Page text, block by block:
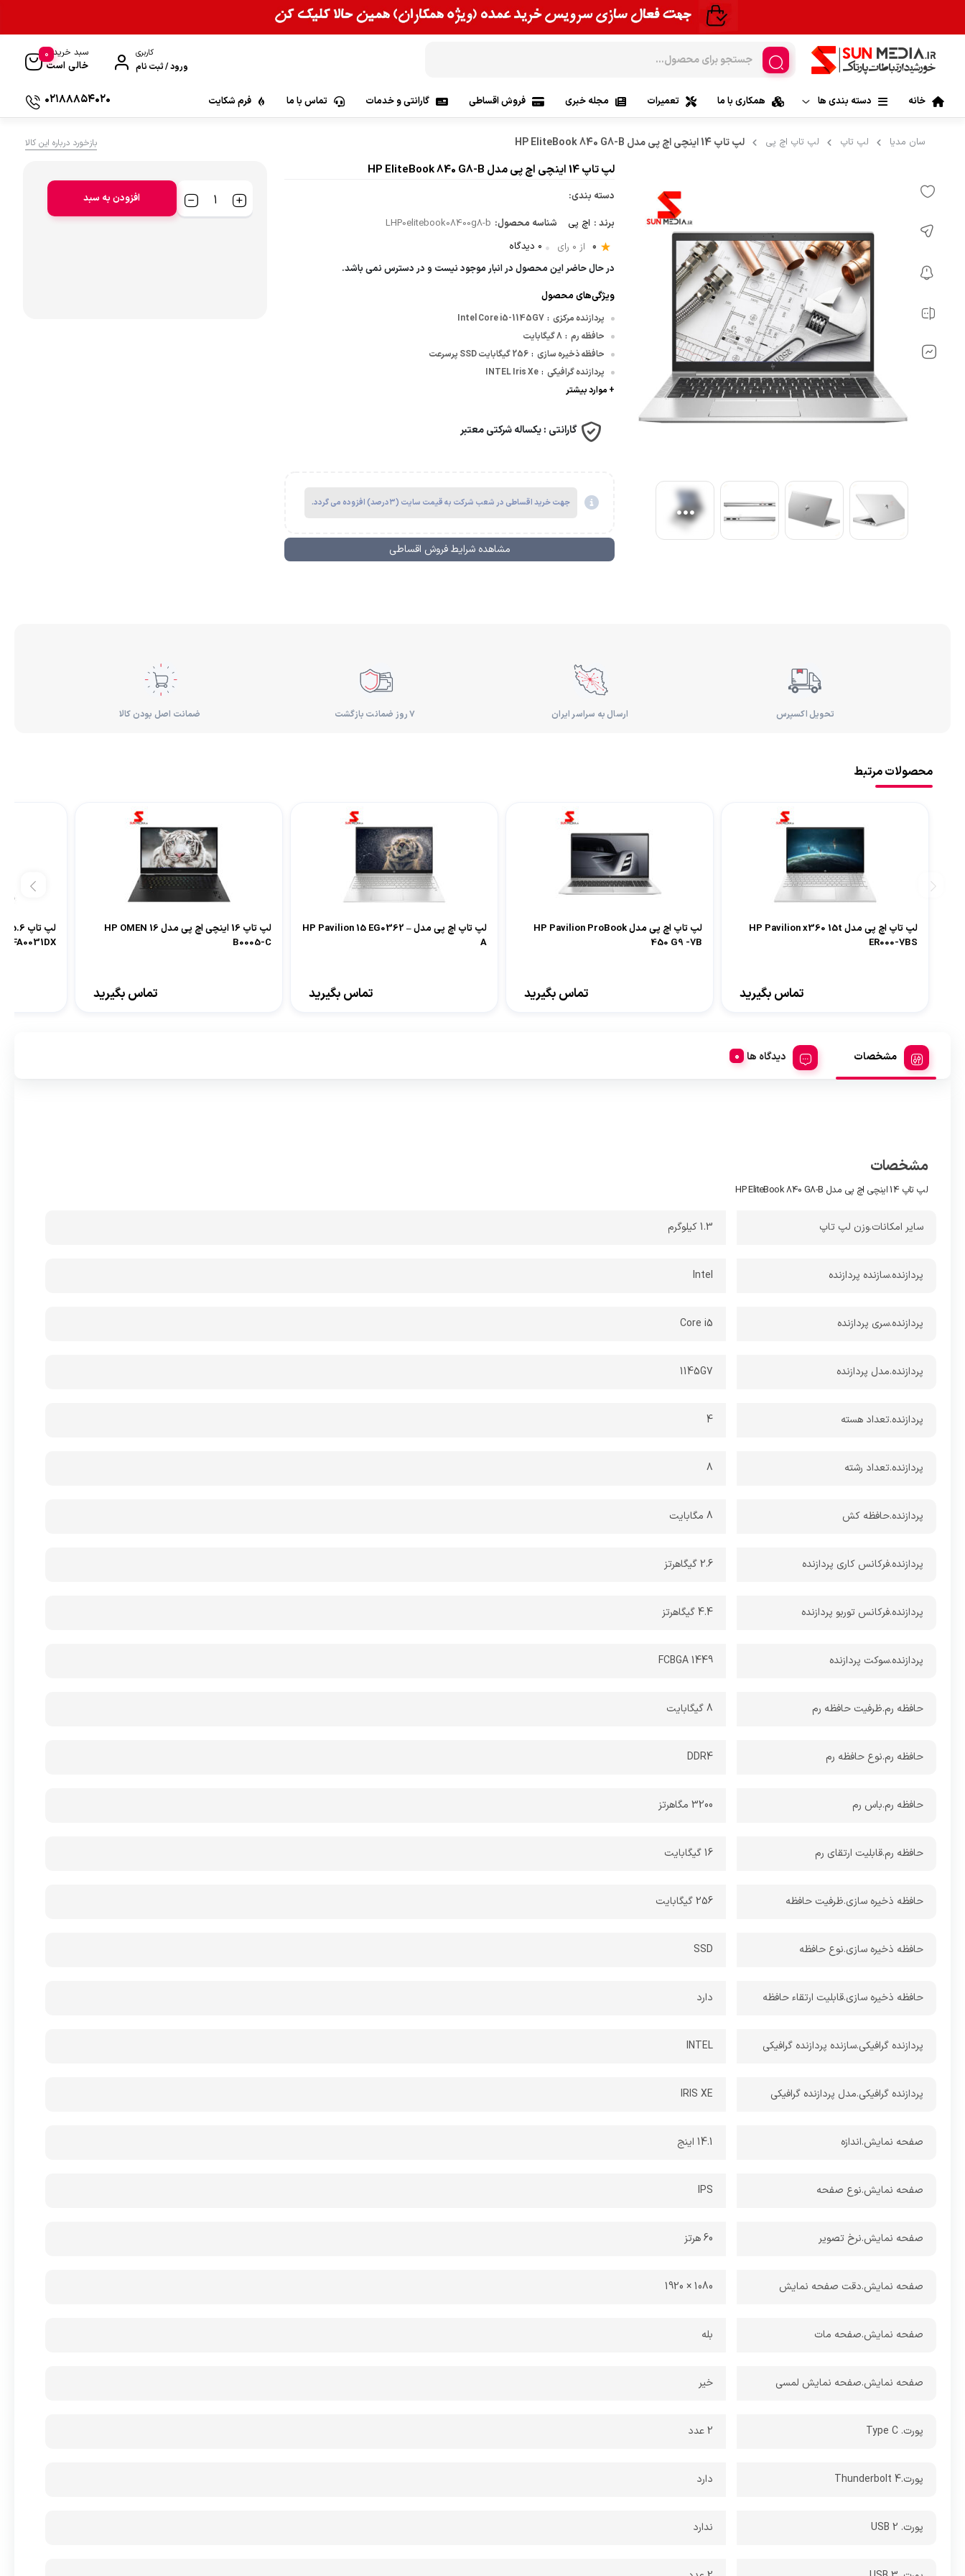
کاربری
ورود / ثبت نام
سبد خرید
خالی است
0
خانه دسته بندی ها
لپ تاپ لپ تاپ ایسوس | Asus
لپ تاپ اچ پی | Hp
لپ تاپ ام اس آی| Msi
لپ تاپ ایسر | Acer
لپ تاپ مایکروسافت | Microsoft
قطعات کامپیوتر
قطعات لپ تاپ
مانیتور و کامپیوترهای All In One
ماشین‌های اداری ولوازم جانبی
کنسول بازی
همکاری با ما تعمیرات مجله خبری فروش اقساطی گارانتی و خدمات تماس با ما فرم شکایت 02188854020
سان مدیا لپ تاپ لپ تاپ اچ پی لپ تاپ 14 اینچی اچ پی مدل HP EliteBook 840 G8-B بازخورد درباره این کالا
لپ تاپ 14 اینچی اچ پی مدل HP EliteBook 840 G8-B
دسته بندی:
برند : اچ پی شناسه محصول: LHP0elitebook08400g8-b
0 از 0 رای 0 دیدگاه
در حال حاضر این محصول در انبار موجود نیست و در دسترس نمی باشد.
ویژگی‌های محصول
پردازنده مرکزی :
Intel Core i5-1145G7
حافظه رم : 8 گیگابایت
حافظه ذخیره سازی : 256 گیگابایت SSD پرسرعت
پردازنده گرافیکی :
INTEL Iris Xe
+ موارد بیشتر
گارانتی :یکساله شرکتی معتبر
جهت خرید اقساطی در شعب شرکت به قیمت سایت (۳درصد) افزوده می گردد.
مشاهده شرایط فروش اقساطی
افزودن به سبد
تحویل اکسپرس ارسال به سراسر ایران ۷ روز ضمانت بازگشت ضمانت اصل بودن کالا
محصولات مرتبط
لپ تاپ اچ پی مدل HP Pavilion x360 15t
ER000-7BS
تماس بگیرید
لپ تاپ اچ پی مدل HP Pavilion ProBook
450 G9 -7B
تماس بگیرید
لپ تاپ اچ پی مدل HP Pavilion 15 EG0362 –
A
تماس بگیرید
لپ تاپ 16 اینچی اچ پی مدل HP OMEN 16
B0005-C
تماس بگیرید
FA0031DX
مشخصات دیدگاه ها
مشخصات
لپ تاپ 14 اینچی اچ پی مدل HP EliteBook 840 G8-B
سایر امکانات.وزن لپ تاپ 1.3 کیلوگرم
پردازنده.سازنده پردازنده Intel
پردازنده.سری پردازنده Core i5
پردازنده.مدل پردازنده 1145G7
پردازنده.تعداد هسته 4
پردازنده.تعداد رشته 8
پردازنده.حافظه کش 8 مگابایت
پردازنده.فرکانس کاری پردازنده 2.6 گیگاهرتز
پردازنده.فرکانس توربو پردازنده 4.4 گیگاهرتز
پردازنده.سوکت پردازنده FCBGA 1449
حافظه رم.ظرفیت حافظه رم 8 گیگابایت
حافظه رم.نوع حافظه رم DDR4
حافظه رم.باس رم 3200 مگاهرتز
حافظه رم.قابلیت ارتقای رم 16 گیگابایت
حافظه ذخیره سازی.ظرفیت حافظه 256 گیگابایت
حافظه ذخیره سازی.نوع حافظه SSD
حافظه ذخیره سازی.قابلیت ارتقاء حافظه دارد
پردازنده گرافیکی.سازنده پردازنده گرافیکی INTEL
پردازنده گرافیکی.مدل پردازنده گرافیکی IRIS XE
صفحه نمایش.اندازه 14.1 اینج
صفحه نمایش.نوع صفحه IPS
صفحه نمایش.نرخ تصویر 60 هرتز
صفحه نمایش.دقت صفحه نمایش 1080 × 1920
صفحه نمایش.صفحه مات بله
صفحه نمایش.صفحه نمایش لمسی خیر
پورت. Type C 2 عدد
پورت.Thunderbolt 4 دارد
پورت. USB 2 ندارد